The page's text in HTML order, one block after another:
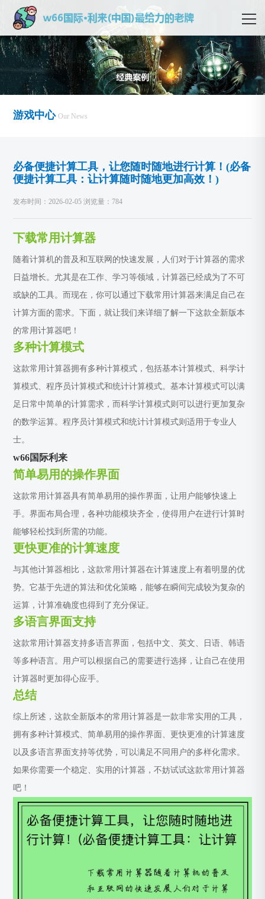
游戏中心 Our News
必备便捷计算工具，让您随时随地进行计算！(必备
便捷计算工具：让计算随时随地更加高效！)
发布时间：2026-02-05 浏览量：784
下载常用计算器
随着计算机的普及和互联网的快速发展，人们对于计算器的需求
日益增长。尤其是在工作、学习等领域，计算器已经成为了不可
或缺的工具。而现在，你可以通过下载常用计算器来满足自己在
计算方面的需求。下面，就让我们来详细了解一下这款全新版本
的常用计算器吧！
多种计算模式
这款常用计算器拥有多种计算模式，包括基本计算模式、科学计
算模式、程序员计算模式和统计计算模式。基本计算模式可以满
足日常中简单的计算需求，而科学计算模式则可以进行更加复杂
的数学运算。程序员计算模式和统计计算模式则适用于专业人
士。
w66国际利来
简单易用的操作界面
这款常用计算器具有简单易用的操作界面，让用户能够快速上
手。界面布局合理，各种功能模块齐全，使得用户在进行计算时
能够轻松找到所需的功能。
更快更准的计算速度
与其他计算器相比，这款常用计算器在计算速度上有着明显的优
势。它基于先进的算法和优化策略，能够在瞬间完成较为复杂的
运算，计算准确度也得到了充分保证。
多语言界面支持
这款常用计算器支持多语言界面，包括中文、英文、日语、韩语
等多种语言。用户可以根据自己的需要进行选择，让自己在使用
计算器时更加得心应手。
总结
综上所述，这款全新版本的常用计算器是一款非常实用的工具，
拥有多种计算模式、简单易用的操作界面、更快更准的计算速度
以及多语言界面支持等优势，可以满足不同用户的多样化需求。
如果你需要一个稳定、实用的计算器，不妨试试这款常用计算器
吧！